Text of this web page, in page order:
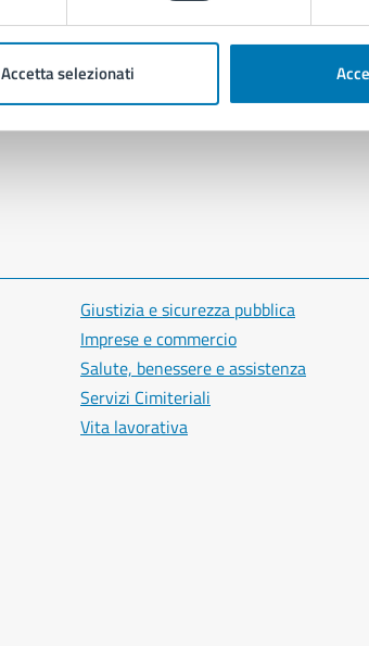
Accetta selezionati
Giustizia e sicurezza pubblica
Imprese e commercio
Salute, benessere e assistenza
Servizi Cimiteriali
Vita lavorativa